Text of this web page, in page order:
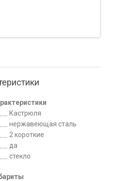
Кастрюля
нержавеющая сталь
2 короткие
да
стекло